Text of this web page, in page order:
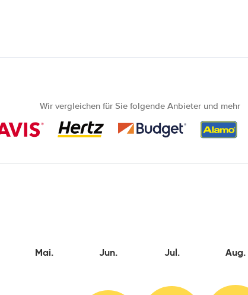
Wir vergleichen für Sie folgende Anbieter und mehr
Mai. Jun. Jul. Aug.